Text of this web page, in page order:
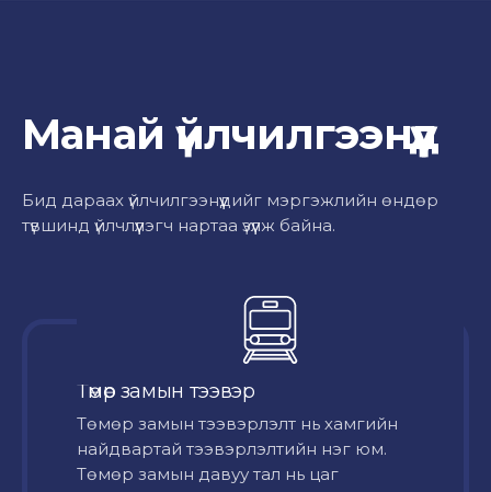
Манай үйлчилгээнүүд
Бид дараах үйлчилгээнүүдийг мэргэжлийн өндөр
түвшинд үйлчлүүлэгч нартаа үзүүлж байна.
Төмөр замын тээвэр
Төмөр замын тээвэрлэлт нь хамгийн
найдвартай тээвэрлэлтийн нэг юм.
Төмөр замын давуу тал нь цаг